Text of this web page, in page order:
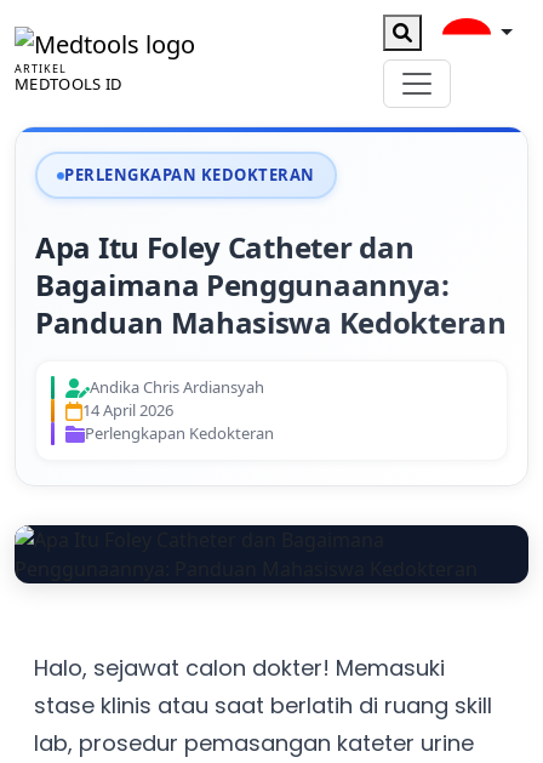
ARTIKEL
MEDTOOLS ID
PERLENGKAPAN KEDOKTERAN
Apa Itu Foley Catheter dan
Bagaimana Penggunaannya:
Panduan Mahasiswa Kedokteran
Andika Chris Ardiansyah
14 April 2026
Perlengkapan Kedokteran
Halo, sejawat calon dokter! Memasuki
stase klinis atau saat berlatih di ruang skill
lab, prosedur pemasangan kateter urine